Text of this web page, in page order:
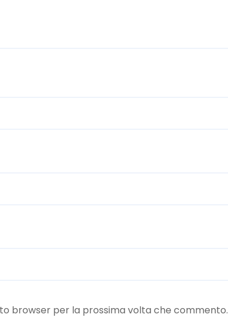
browser per la prossima volta che commento.